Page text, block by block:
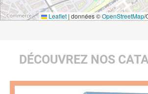
Leaflet | données ©OpenStreetMap/
DÉCOUVREZ NOS